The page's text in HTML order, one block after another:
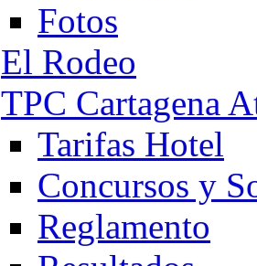
Fotos
El Rodeo
TPC Cartagena
Tarifas Hotel
Concursos y
Reglamento